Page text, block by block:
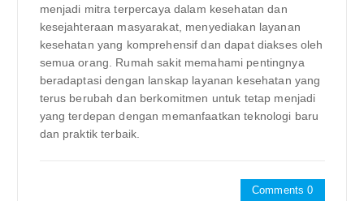
menjadi mitra terpercaya dalam kesehatan dan
kesejahteraan masyarakat, menyediakan layanan
kesehatan yang komprehensif dan dapat diakses oleh
semua orang. Rumah sakit memahami pentingnya
beradaptasi dengan lanskap layanan kesehatan yang
terus berubah dan berkomitmen untuk tetap menjadi
yang terdepan dengan memanfaatkan teknologi baru
dan praktik terbaik.
Comments 0